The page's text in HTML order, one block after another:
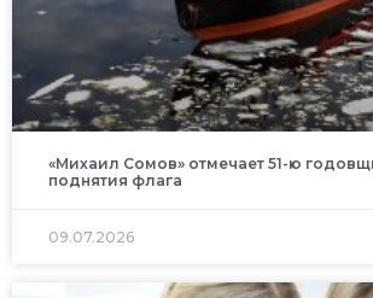
«Михаил Сомов» отмечает 51-ю
поднятия флага
09.07.2026